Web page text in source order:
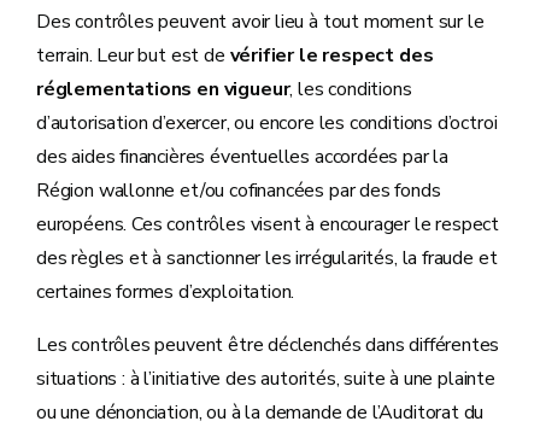
Des contrôles peuvent avoir lieu à tout moment sur le
terrain. Leur but est de vérifier le respect des
réglementations en vigueur, les conditions
d’autorisation d’exercer, ou encore les conditions d’octroi
des aides financières éventuelles accordées par la
Région wallonne et/ou cofinancées par des fonds
européens. Ces contrôles visent à encourager le respect
des règles et à sanctionner les irrégularités, la fraude et
certaines formes d’exploitation.
Les contrôles peuvent être déclenchés dans différentes
situations : à l’initiative des autorités, suite à une plainte
ou une dénonciation, ou à la demande de l’Auditorat du